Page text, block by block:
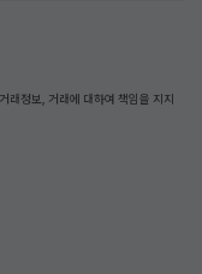
래정보, 거래에 대하여 책임을 지지